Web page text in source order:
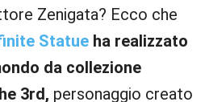
Zenigata? Ecco che
Statue ha realizzato
da collezione
3rd, personaggio creato